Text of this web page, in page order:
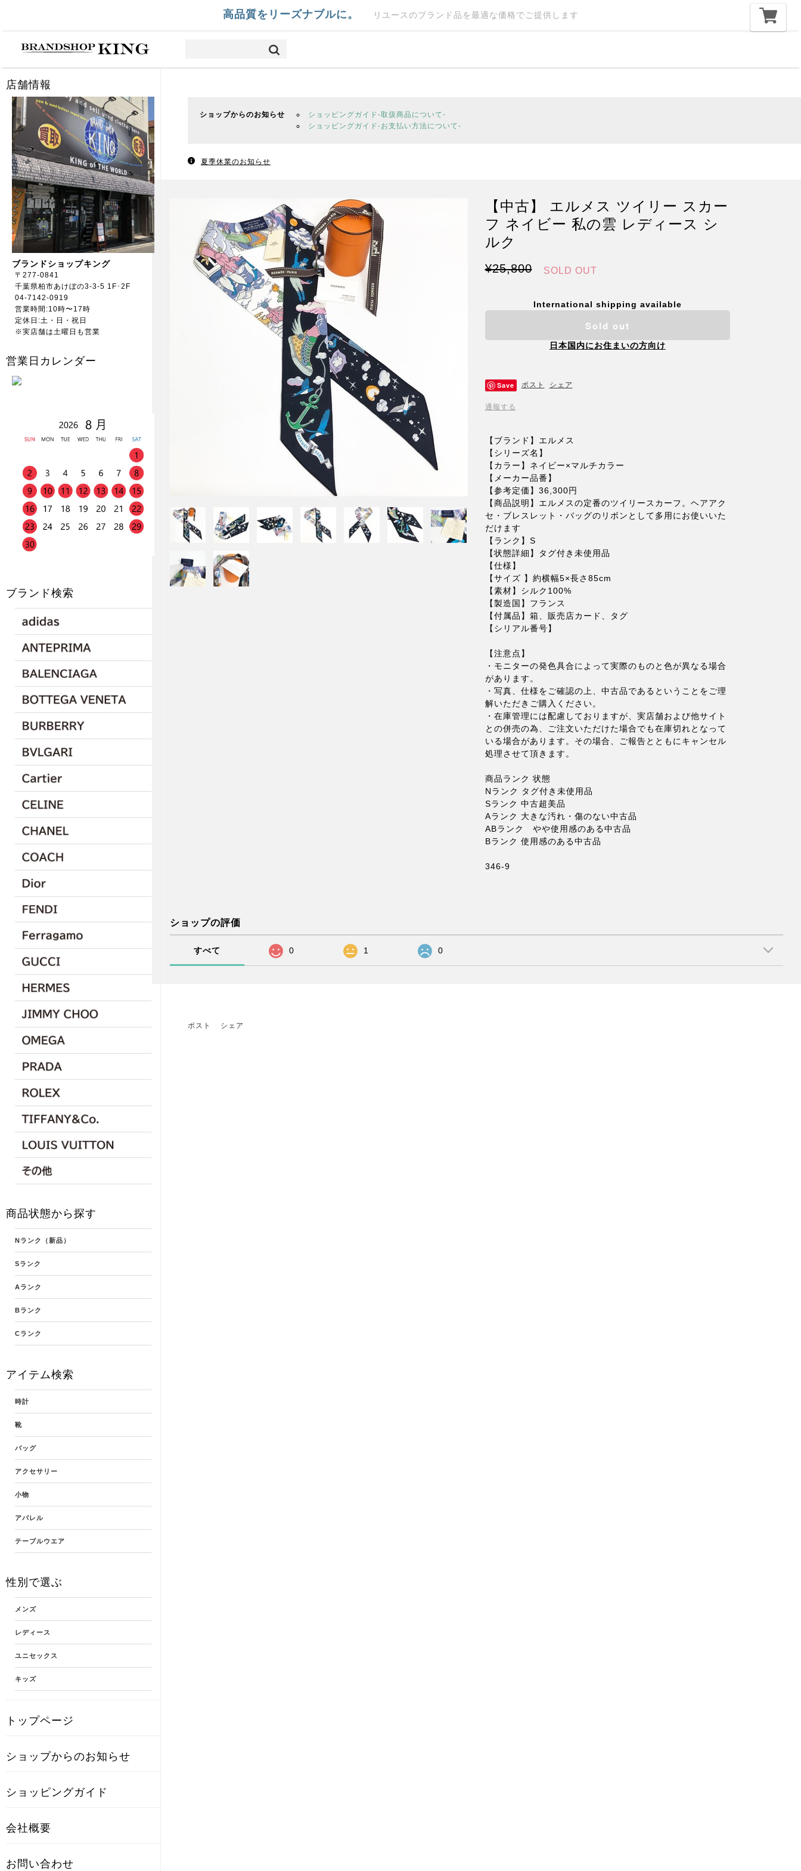
高品質をリーズナブルに。 リユースのブランド品を最適な価格でご提供します
店舗情報
ブランドショップキング
〒277-0841
千葉県柏市あけぼの3-3-5 1F･2F
04-7142-0919
営業時間:10時〜17時
定休日:土・日・祝日
※実店舗は土曜日も営業
営業日カレンダー
ブランド検索
商品状態から探す
Nランク（新品）
Sランク
Aランク
Bランク
Cランク
アイテム検索
時計
靴
バッグ
アクセサリー
小物
アパレル
テーブルウエア
性別で選ぶ
メンズ
レディース
ユニセックス
キッズ
トップページ
ショップからのお知らせ
ショッピングガイド
会社概要
お問い合わせ
ショップからのお知らせ
ショッピングガイド-取扱商品について-
ショッピングガイド-お支払い方法について-
夏季休業のお知らせ
【中古】 エルメス ツイリー スカー
フ ネイビー 私の雲 レディース シ
ルク
¥25,800 SOLD OUT
International shipping available
Sold out
日本国内にお住まいの方向け
Save ポスト シェア
通報する
【ブランド】エルメス
【シリーズ名】
【カラー】ネイビー×マルチカラー
【メーカー品番】
【参考定価】36,300円
【商品説明】エルメスの定番のツイリースカーフ。ヘアアク
セ・ブレスレット・バッグのリボンとして多用にお使いいた
だけます
【ランク】S
【状態詳細】タグ付き未使用品
【仕様】
【サイズ 】約横幅5×長さ85cm
【素材】シルク100%
【製造国】フランス
【付属品】箱、販売店カード、タグ
【シリアル番号】
【注意点】
・モニターの発色具合によって実際のものと色が異なる場合
があります。
・写真、仕様をご確認の上、中古品であるということをご理
解いただきご購入ください。
・在庫管理には配慮しておりますが、実店舗および他サイト
との併売の為、ご注文いただけた場合でも在庫切れとなって
いる場合があります。その場合、ご報告とともにキャンセル
処理させて頂きます。
商品ランク 状態
Nランク タグ付き未使用品
Sランク 中古超美品
Aランク 大きな汚れ・傷のない中古品
ABランク やや使用感のある中古品
Bランク 使用感のある中古品
346-9
ショップの評価
すべて 0 1 0
シェア
ポスト